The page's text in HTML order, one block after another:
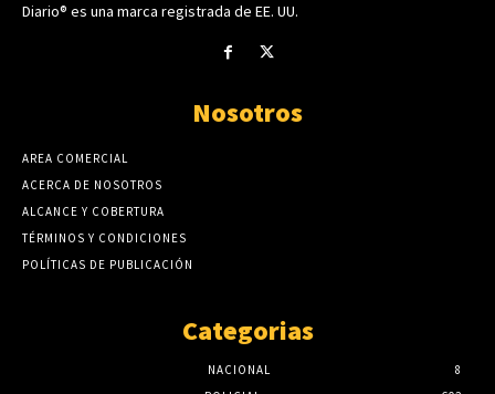
Diario® es una marca registrada de EE. UU.
Nosotros
AREA COMERCIAL
ACERCA DE NOSOTROS
ALCANCE Y COBERTURA
TÉRMINOS Y CONDICIONES
POLÍTICAS DE PUBLICACIÓN
Categorias
NACIONAL
8